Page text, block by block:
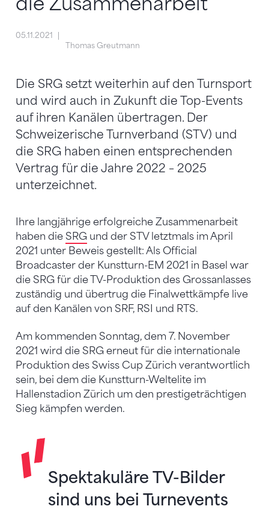
05.11.2021
Thomas Greutmann
Die SRG setzt weiterhin auf den Turnsport
und wird auch in Zukunft die Top-Events
auf ihren Kanälen übertragen. Der
Schweizerische Turnverband (STV) und
die SRG haben einen entsprechenden
Vertrag für die Jahre 2022 – 2025
unterzeichnet.
Ihre langjährige erfolgreiche Zusammenarbeit
haben die SRG und der STV letztmals im April
2021 unter Beweis gestellt: Als Official
Broadcaster der Kunstturn-EM 2021 in Basel war
die SRG für die TV-Produktion des Grossanlasses
zuständig und übertrug die Finalwettkämpfe live
auf den Kanälen von SRF, RSI und RTS.
Am kommenden Sonntag, dem 7. November
2021 wird die SRG erneut für die internationale
Produktion des Swiss Cup Zürich verantwortlich
sein, bei dem die Kunstturn-Weltelite im
Hallenstadion Zürich um den prestigeträchtigen
Sieg kämpfen werden.
Spektakuläre TV-Bilder
sind uns bei Turnevents